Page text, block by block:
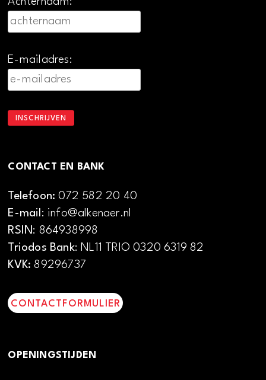
E-mailadres:
CONTACT EN BANK
Telefoon:072 582 20 40
E-mail: info@alkenaer.nl
RSIN: 864938998
Triodos Bank: NL11 TRIO 0320 6319 82
KVK: 89296737
CONTACTFORMULIER
OPENINGSTIJDEN